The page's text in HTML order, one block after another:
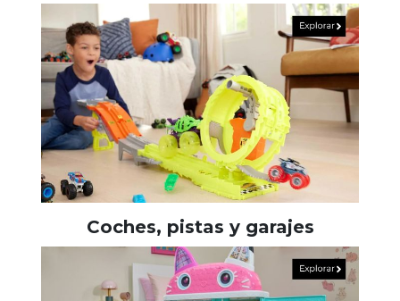
Coches, pistas y garajes